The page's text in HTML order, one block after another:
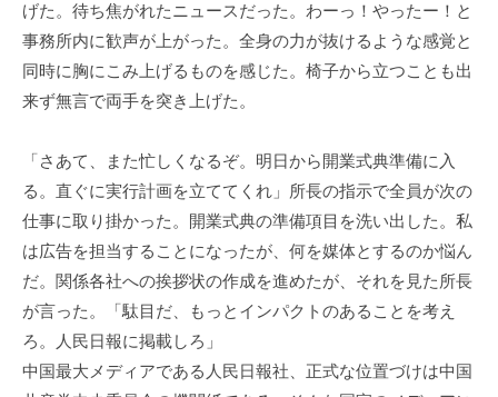
げた。待ち焦がれたニュースだった。わーっ！やったー！と
事務所内に歓声が上がった。全身の力が抜けるような感覚と
同時に胸にこみ上げるものを感じた。椅子から立つことも出
来ず無言で両手を突き上げた。
「さあて、また忙しくなるぞ。明日から開業式典準備に入
る。直ぐに実行計画を立ててくれ」所長の指示で全員が次の
仕事に取り掛かった。開業式典の準備項目を洗い出した。私
は広告を担当することになったが、何を媒体とするのか悩ん
だ。関係各社への挨拶状の作成を進めたが、それを見た所長
が言った。「駄目だ、もっとインパクトのあることを考え
ろ。人民日報に掲載しろ」
中国最大メディアである人民日報社、正式な位置づけは中国